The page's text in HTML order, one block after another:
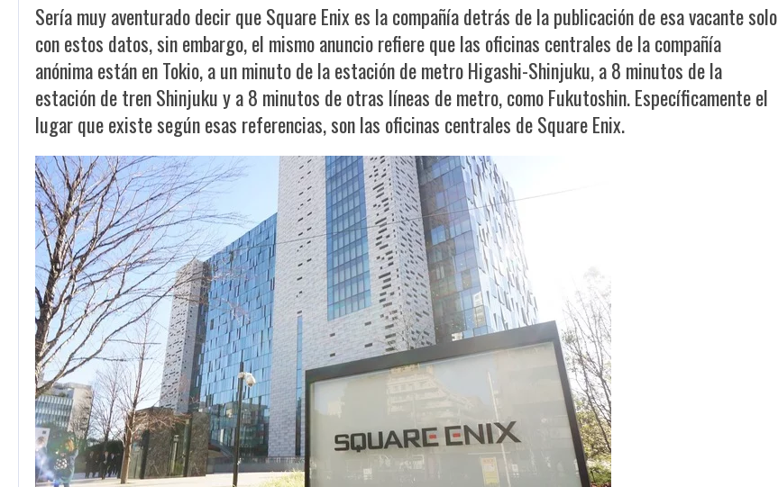
Sería muy aventurado decir que Square Enix es la compañía detrás de la publicación de esa vacante solo
con estos datos, sin embargo, el mismo anuncio refiere que las oficinas centrales de la compañía
anónima están en Tokio, a un minuto de la estación de metro Higashi-Shinjuku, a 8 minutos de la
estación de tren Shinjuku y a 8 minutos de otras líneas de metro, como Fukutoshin. Específicamente el
lugar que existe según esas referencias, son las oficinas centrales de Square Enix.